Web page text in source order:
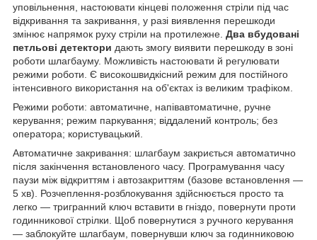
уповільнення, настоювати кінцеві положення стріли під час
відкривання та закривання, у разі виявлення перешкоди
змінює напрямок руху стріли на протилежне. Два вбудовані
петльові детектори дають змогу виявити перешкоду в зоні
роботи шлагбауму. Можливість настоювати й регулювати
режими роботи. Є високошвидкісний режим для постійного
інтенсивного використання на об'єктах із великим трафіком.
Режими роботи: автоматичне, напівавтоматичне, ручне
керування; режим паркування; віддалений контроль; без
оператора; користувацький.
Автоматичне закривання: шлагбаум закриється автоматично
після закінчення встановленого часу. Програмування часу
паузи між відкриттям і автозакриттям (базове встановлення —
5 хв). Розчеплення-розблокування здійснюється просто та
легко — тригранний ключ вставити в гніздо, повернути проти
годинникової стрілки. Щоб повернутися з ручного керування
— заблокуйте шлагбаум, повернувши ключ за годинниковою